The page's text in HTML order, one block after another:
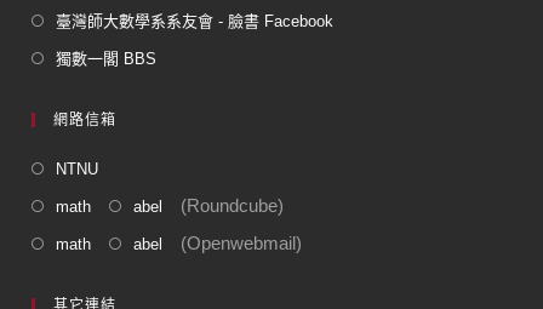
臺灣師大數學系系友會 - 臉書 Facebook
獨數一閣 BBS
網路信箱
NTNU
math abel (Roundcube)
math abel (Openwebmail)
其它連結